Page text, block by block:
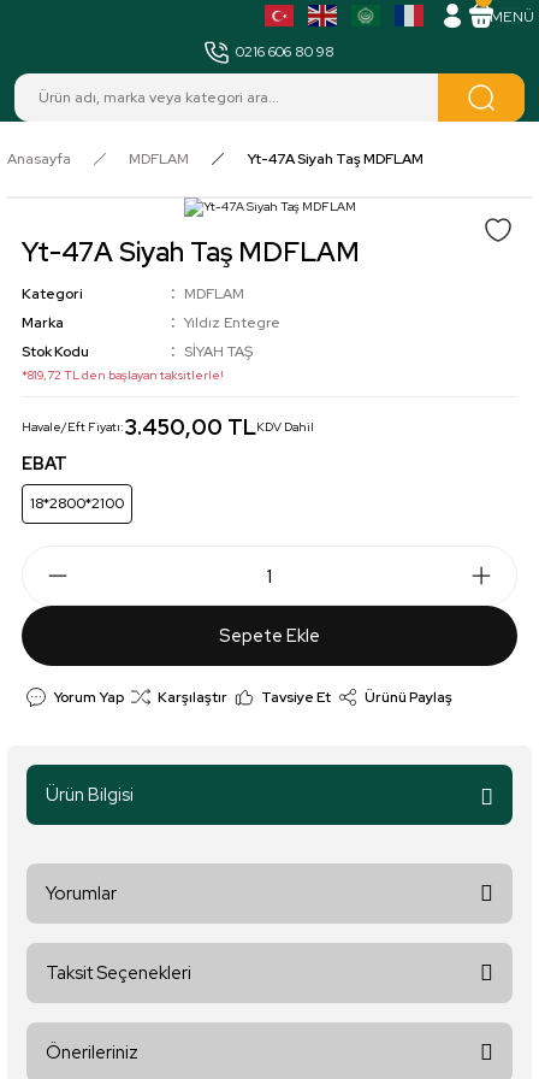
0216 606 80 98
Anasayfa MDFLAM Yt-47A Siyah Taş MDFLAM
Yt-47A Siyah Taş MDFLAM
Kategori
MDFLAM
Marka
Yıldız Entegre
Stok Kodu
SİYAH TAŞ
*819,72 TL den başlayan taksitlerle!
Havale/Eft Fiyatı:3.450,00 TLKDV Dahil
EBAT
18*2800*2100
Sepete Ekle
Yorum Yap Karşılaştır Tavsiye Et Ürünü Paylaş
Ürün Bilgisi
Yorumlar
Taksit Seçenekleri
Önerileriniz